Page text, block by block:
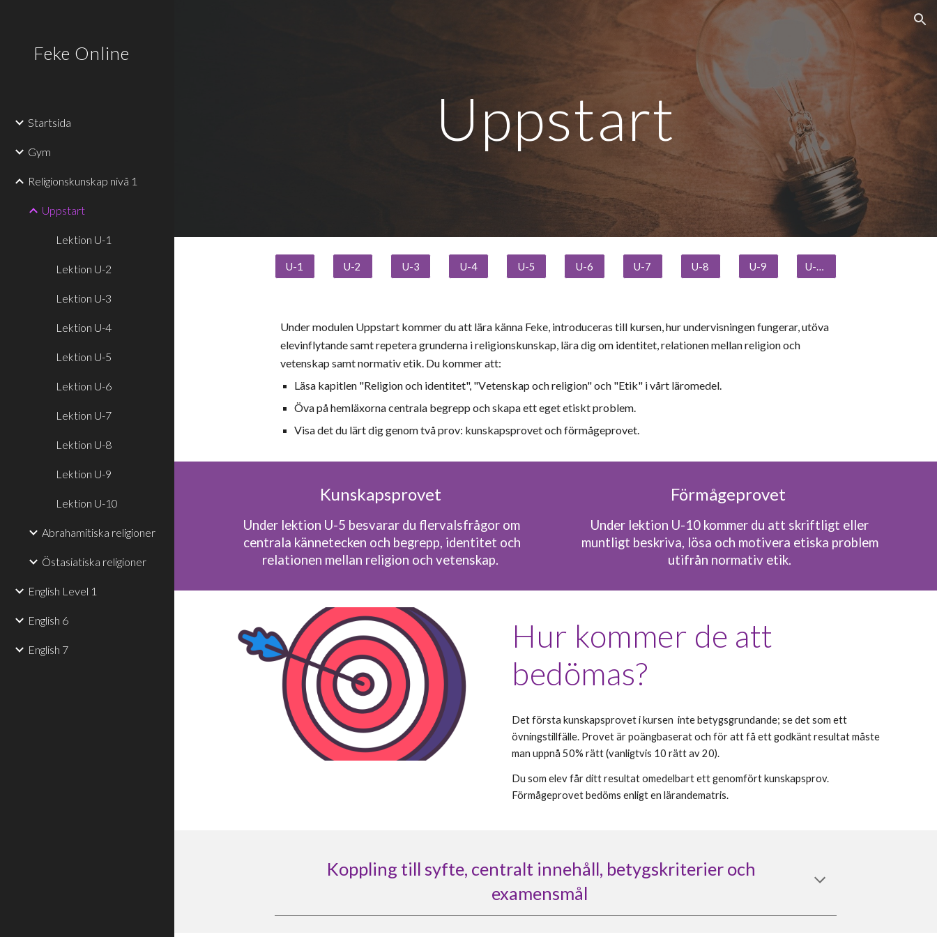
Skip to navigation
Feke Online
Startsida
Gym
Religionskunskap nivå 1
Uppstart
Lektion U-1
Lektion U-2
Lektion U-3
Lektion U-4
Lektion U-5
Lektion U-6
Lektion U-7
Lektion U-8
Lektion U-9
Lektion U-10
Abrahamitiska religioner
Östasiatiska religioner
English Level 1
English 6
English 7
Uppstart
U-1 U-2 U-3 U-4 U-5 U-6 U-7 U-8 U-9 U-10
Under modulen Uppstart kommer du att lära känna Feke, introduceras till kursen, hur undervisningen fungerar, utöva
elevinflytande samt repetera grunderna i religionskunskap, lära dig om identitet, relationen mellan religion och
vetenskap samt normativ etik. Du kommer att:
Läsa kapitlen "Religion och identitet", "Vetenskap och religion" och "Etik" i vårt läromedel.
Öva på hemläxorna centrala begrepp och skapa ett eget etiskt problem.
Visa det du lärt dig genom två prov: kunskapsprovet och förmågeprovet.
Kunskapsprovet
Under lektion U-5 besvarar du flervalsfrågor om
centrala kännetecken och begrepp, identitet och
relationen mellan religion och vetenskap.
Förmågeprovet
Under lektion U-10 kommer du att skriftligt eller
muntligt beskriva, lösa och motivera etiska problem
utifrån normativ etik.
Hur kommer de att
bedömas?
Det första kunskapsprovet i kursen inte betygsgrundande; se det som ett
övningstillfälle. Provetär poängbaserat ochför attfå ett godkänt resultat måste
man uppnå50% rätt (vanligtvis 10 rätt av 20).
Du som elev får ditt resultat omedelbart ett genomfört kunskapsprov.
Förmågeprovet bedöms enligt en lärandematris.
Koppling till syfte, centralt innehåll, betygskriterier och
examensmål